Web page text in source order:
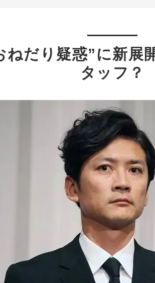
ねだり疑惑”に新展
タッフ？